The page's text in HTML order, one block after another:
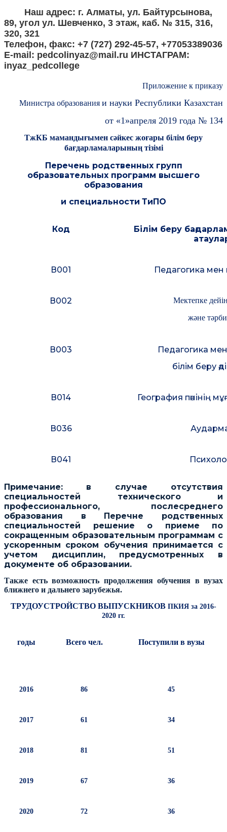
Наш адрес: г. Алматы, ул. Байтурсынова,
89, угол ул. Шевченко, 3 этаж, каб. № 315, 316,
320, 321
Телефон, факс: +7 (727) 292-45-57, +77053389036
E-mail: pedcolinyaz@mail.ru ИНСТАГРАМ:
inyaz_pedcollege
Приложение к приказу
Министра образования и науки Республики Казахстан
от «1»апреля 2019 года № 134
ТжКБ мамандығымен сәйкес жоғары білім беру
бағдарламаларының тізімі
Перечень родственных групп
образовательных программ высшего
образования
и специальности ТиПО
Код
Білім беру
В001 Педагогика мен
В002
Мектепке
және
В003 Педагогика
білім беру
В014 География пәнінің
В036 Аударма
В041
Примечание: в случае отсутствия
специальностей технического и
профессионального, послесреднего
образования в Перечне родственных
специальностей решение о приеме по
сокращенным образовательным программам с
ускоренным сроком обучения принимается с
учетом дисциплин, предусмотренных в
документе об образовании.
Также есть возможность продолжения обучения в вузах
ближнего и дальнего зарубежья.
ТРУДОУСТРОЙСТВО ВЫПУСКНИКОВ ПКИЯ за 2016-
2020 гг.
годы Всего чел. Поступили в вузы
2016 86 45
2017 61 34
2018 81 51
2019 67 36
2020 72 36